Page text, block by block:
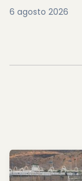
6 agosto 2026